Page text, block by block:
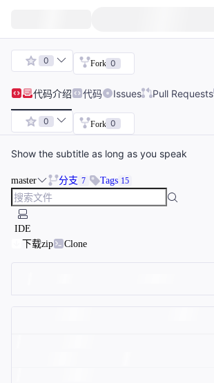
0 Fork 0
代码介绍 代码 Issues Pull Requests
0 Fork 0
Show the subtitle as long as you speak
master 分支 7 Tags 15
IDE
下载zip
Clone